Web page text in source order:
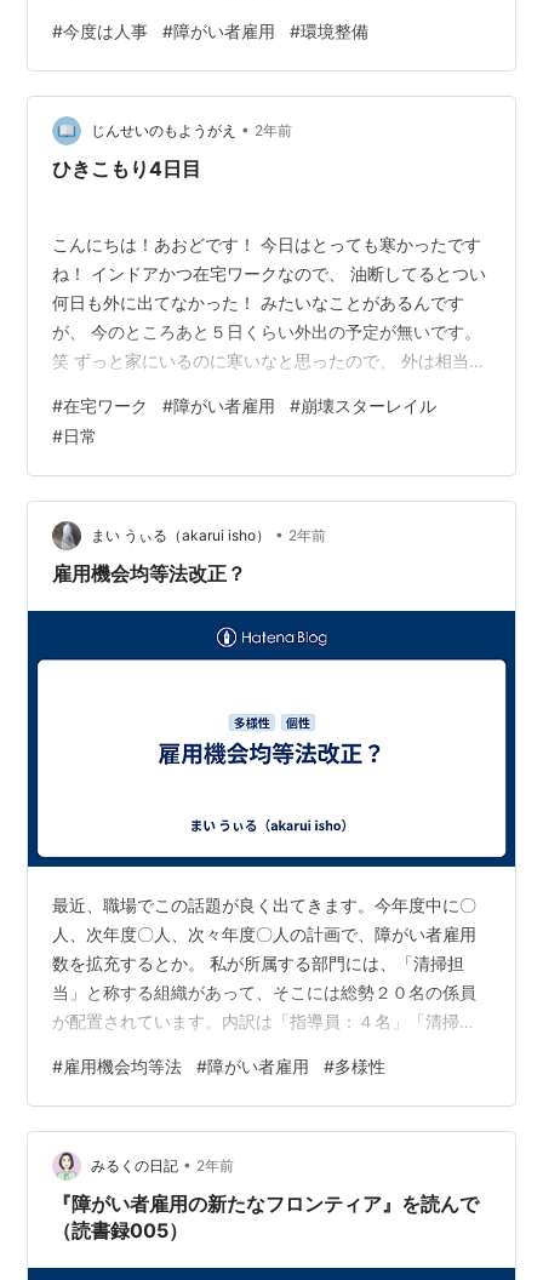
人１組・３～４グループ・２チーム】で施設内の清掃を
行うという業務を担っていただいています。 現時点で、
清掃員と支援員を合わせて約２０名の、そこそこの組織
です。 その兼ね合いもあって、今般の「雇用機会均等法
改訂」に伴って ・受入人数を増やして欲しい。 ・別所属
#今度は人事 #障がい者雇用 #環境整備
じんせいのもようがえ • 2年前
ひきこもり4日目
こんにちは！あおどです！ 今日はとっても寒かったです
ね！ インドアかつ在宅ワークなので、 油断してるとつい
何日も外に出てなかった！ みたいなことがあるんです
が、 今のところあと５日くらい外出の予定が無いです。
笑 ずっと家にいるのに寒いなと思ったので、 外は相当寒
こもり生活の中での楽しみはゲームです♡笑 特に最近は
『崩壊スターレイル』に激ハマりしております！ ストー
リーなどは今進める最新の部分まで進めてしまっている
ので、 やりこみ要素的な部分を日々プレイしておりま
す。 めちゃくちゃ課金しているわけではないのですが、
その中で工夫したプレイをして…
#在宅ワーク #障がい者雇用 #崩壊スターレイル
#日常
まい うぃる（akarui isho） • 2年前
雇用機会均等法改正？
最近、職場でこの話題が良く出てきます。今年度中に〇
人、次年度〇人、次々年度〇人の計画で、障がい者雇用
数を拡充するとか。 私が所属する部門には、「清掃担
当」と称する組織があって、そこには総勢２０名の係員
が配置されています。内訳は「指導員：４名」「清掃
障がい者雇用枠となっています。 これまで、当該雇用枠
に空きが出たりして、何度か「採用活動」を行いました
が、その度に相当数の応募があって、結構な倍率の採用
試験になります。基本事項確認のための書類選考を行っ
てはいますが、余程のことが無い限り全員面接に進んで
いただきます。その上で募集人数まで対象者を絞り込
#雇用機会均等法 #障がい者雇用 #多様性
みるくの日記 • 2年前
『障がい者雇用の新たなフロンティア』を読んで
（読書録005）